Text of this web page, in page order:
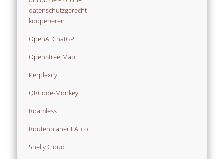
datenschutzgerecht
kooperieren
OpenAI ChatGPT
OpenStreetMap
Perplexity
QRCode-Monkey
Roamless
Routenplaner EAuto
Shelly Cloud